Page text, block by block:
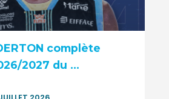
complète
2027 du ...